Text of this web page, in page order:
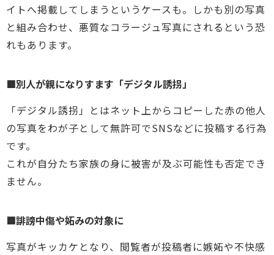
イトへ掲載してしまうというケースも。しかも別の写真
と組み合わせ、悪質なコラージュ写真にされるという恐
れもあります。
■別人が親になりすます「デジタル誘拐」
「デジタル誘拐」とはネット上からコピーした赤の他人
の写真をわが子として無許可でSNSなどに投稿する行為
です。
これが自分たち家族の身に被害が及ぶ可能性も否定でき
ません。
■誹謗中傷や妬みの対象に
写真がキッカケとなり、閲覧者が投稿者に嫉妬や不快感